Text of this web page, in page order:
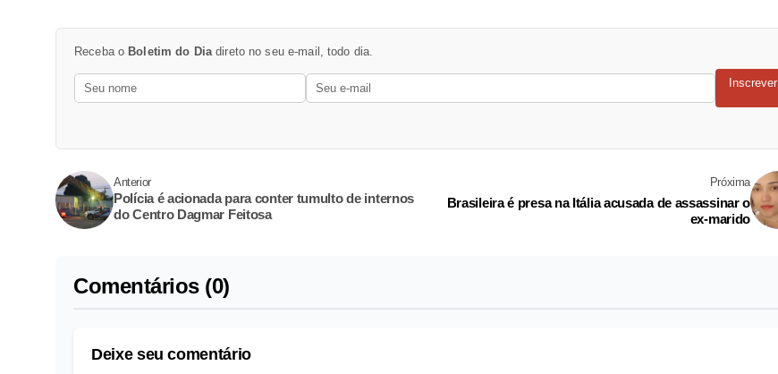
Receba o Boletim do Diadireto no seu e-mail, todo dia.
Inscrever
Anterior
Polícia é acionada para conter tumulto de internos
do Centro Dagmar Feitosa
Próxima
Brasileira é presa na Itália acusada de assassinar o
ex-marido
Comentários (0)
Deixe seu comentário